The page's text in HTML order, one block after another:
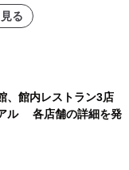
る
、館内レストラン3店
ル 各店舗の詳細を発